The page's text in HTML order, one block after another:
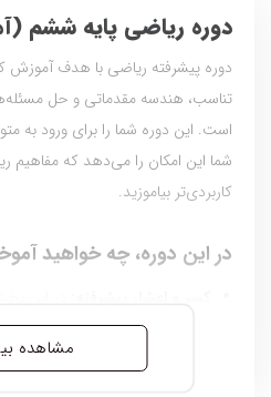
دوره ریاضی پایه ششم
دوره پیشرفته ریاضی با هدف آموزش
تناسب، هندسه مقدماتی و حل
است. این دوره شما را برای ورود به
شما این امکان را می‌دهد که مفاهیم
کاربردی‌تر بیاموزید.
در این دوره، چه خواهید
کسرها و اعداد اعشاریآشنا
تفریق، ضرب و تقسیمدر مسائل
مشاهده